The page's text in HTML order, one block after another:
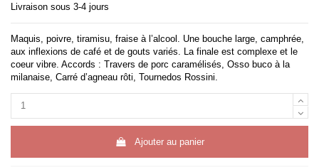
Livraison sous 3-4 jours
Maquis, poivre, tiramisu, fraise à l’alcool. Une bouche large, camphrée,
aux inflexions de café et de gouts variés. La finale est complexe et le
coeur vibre. Accords : Travers de porc caramélisés, Osso buco à la
milanaise, Carré d’agneau rôti, Tournedos Rossini.
Ajouter au panier